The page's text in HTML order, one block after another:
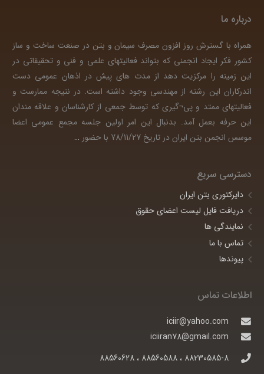
درباره ما
همراه با گسترش روز افزون مصرف سیمان و بتن در صنعت ساخت و ساز
کشور فکر ایجاد انجمنی که بتواند فعالیتهای علمی و فنی و تحقیقاتی در
این زمینه را مرکزیت دهد از مدت های پیش در اذهان عمومی دست
اندرکاران این رشته از مهندسی وجود داشته است. در نتیجه ممارست و
فعالیتهای ممتد و پی¬گیری که توسط جمعی از کارشناسان و علاقه مندان
این حرفه بعمل آمد. بدنبال این امر اولین جلسه مجمع عمومی اعضا
موسس انجمن بتن ایران در تاریخ 78/11/27 با حضور
…
دسترسی سریع
دایرکتوری بتن ایران
دریافت فایل لیست اعضای حقوق
نمایندگی ها
تماس با ما
پیوندها
اطلاعات تماس
iciir@yahoo.com
iciiran78@gmail.com
88230585-8 ، 88560588 ، 88560628